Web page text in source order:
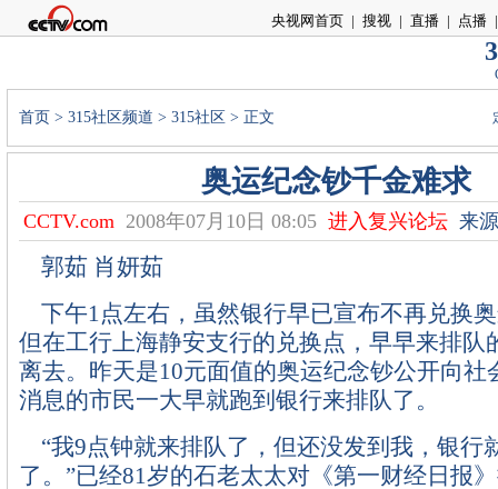
央视网首页 | 搜视 | 直播 | 点播 |
首页 > 315社区频道 > 315社区 > 正文
奥运纪念钞千金难求
CCTV.com 2008年07月10日 08:05 进入复兴论坛来源
郭茹 肖妍茹
下午1点左右，虽然银行早已宣布不再兑换
但在工行上海静安支行的兑换点，早早来排队
离去。昨天是10元面值的奥运纪念钞公开向社
消息的市民一大早就跑到银行来排队了。
“我9点钟就来排队了，但还没发到我，银行
了。”已经81岁的石老太太对《第一财经日报